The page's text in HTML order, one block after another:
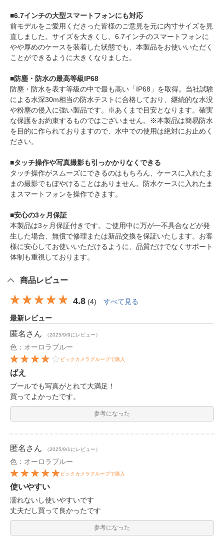
■6.7インチの大型スマートフォンにも対応
前モデルをご愛用くださった皆様のご意見を元に内寸サイズを見
直しました。サイズを大きくし、6.7インチのスマートフォンに
やや厚めのケースを装着した状態でも、本製品をお使いいただく
ことができるように大きくなりました。
■防塵・防水の最高等級IP68
防塵・防水を表す等級の中で最も高い「IP68」を取得。当社試験
による水深30m相当の防水テストに合格しており、継続的な水没
や粉塵の侵入に強い製品です。※あくまで目安となります。確実
な保護をお約束するものではございません。※本製品は簡易防水
を目的に作られておりますので、水中での使用は絶対にお止めく
ださい。
■タッチ操作や写真撮影も引っかかりなくできる
タッチ操作がスムーズにできるのはもちろん、ケースに入れたま
まの撮影でもぼやけることはありません。防水ケースに入れたま
まスマートフォンを操作できます。
■安心の3ヶ月保証
本製品は3ヶ月保証付きです。ご使用中に万が一不具合などが発
生した場合、無償で修理または新品交換を保証いたします。お客
様に安心してお使いいただけるように、品質だけでなくサポート
体制も重視しております。
商品レビュー
4.8 (4) すべて見る
最新レビュー
匿名 さん （2025/9/9にレビュー）
色：オーロラブルー
ビックカメラグループで購入
ばえ
プールでも写真がとれて大満足！
買ってよかったです。
参考になった
匿名 さん （2025/9/1にレビュー）
色：オーロラブルー
ビックカメラグループで購入
使いやすい
濡れないし使いやすいです
丈夫だし買って良かったです
参考になった